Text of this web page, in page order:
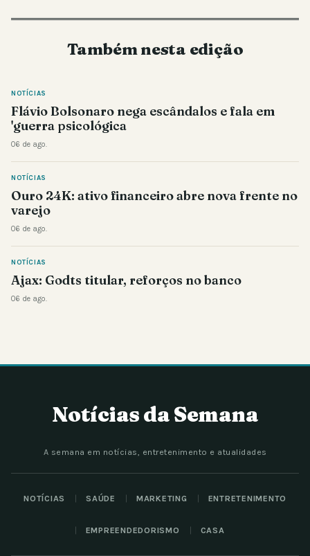
Também nesta edição
NOTÍCIAS
Flávio Bolsonaro nega escândalos e fala em
'guerra psicológica
06 de ago.
NOTÍCIAS
Ouro 24K: ativo financeiro abre nova frente no
varejo
06 de ago.
NOTÍCIAS
Ajax: Godts titular, reforços no banco
06 de ago.
Notícias da Semana
A semana em notícias, entretenimento e atualidades
NOTÍCIAS SAÚDE MARKETING ENTRETENIMENTO
EMPREENDEDORISMO CASA